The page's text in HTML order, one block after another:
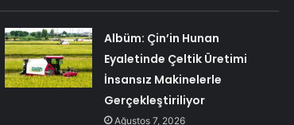
Albüm: Çin’in Hunan
Eyaletinde Çeltik Üretimi
İnsansız Makinelerle
Gerçekleştiriliyor
Ağustos 7, 2026